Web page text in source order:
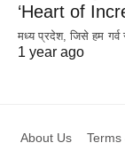
‘Heart of
मध्य प्रदेश, जिसे हम
1 year ago
About Us Terms